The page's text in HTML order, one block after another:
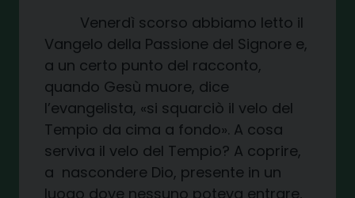
Venerdì scorso abbiamo letto il
Vangelo della Passione del Signore e,
a un certo punto del racconto,
quando Gesù muore, dice
l’evangelista, «si squarciò il velo del
Tempio da cima a fondo». A cosa
serviva il velo del Tempio? A coprire,
a nascondere Dio, presente in un
luogo dove nessuno poteva entrare,